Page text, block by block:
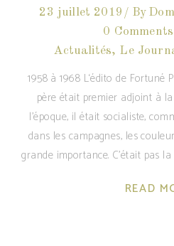
23 juillet 2019 By
0 Comments
Actualités, Le
1958 à 1968 L‘édito de
père était premier adjoint à
l’époque, il était socialiste,
dans les campagnes, les
grande importance. C’était pas
READ